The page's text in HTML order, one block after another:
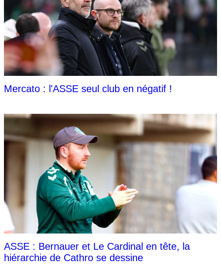
Mercato : l'ASSE seul club en négatif !
ASSE : Bernauer et Le Cardinal en tête, la
hiérarchie de Cathro se dessine